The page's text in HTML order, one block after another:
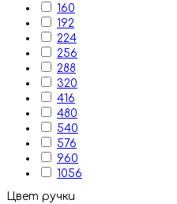
160
192
224
256
288
320
416
480
540
576
960
1056
Цвет ручки